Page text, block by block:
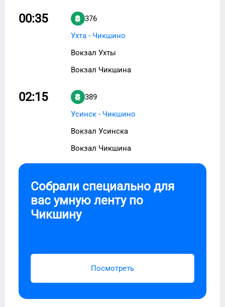
00:35
376
Ухта - Чикшино
Вокзал Ухты
Вокзал Чикшина
02:15
389
Усинск - Чикшино
Вокзал Усинска
Вокзал Чикшина
Собрали специально для
вас умную ленту по
Чикшину
Посмотреть